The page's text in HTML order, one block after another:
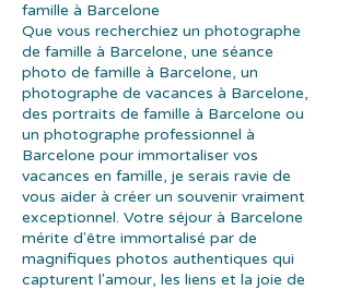
famille à Barcelone
Que vous recherchiez un photographe
de famille à Barcelone, une séance
photo de famille à Barcelone, un
photographe de vacances à Barcelone,
des portraits de famille à Barcelone ou
un photographe professionnel à
Barcelone pour immortaliser vos
vacances en famille, je serais ravie de
vous aider à créer un souvenir vraiment
exceptionnel. Votre séjour à Barcelone
mérite d'être immortalisé par de
magnifiques photos authentiques qui
capturent l'amour, les liens et la joie de